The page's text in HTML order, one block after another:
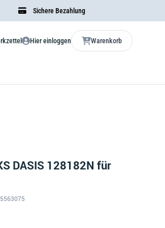
Sichere Bezahlung
Hier einloggen Warenkorb
DASIS 128182N für